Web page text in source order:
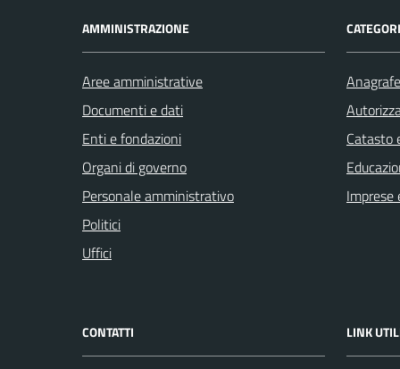
AMMINISTRAZIONE
Aree amministrative
Documenti e dati
Enti e fondazioni
Organi di governo
Personale amministrativo
Politici
Uffici
Catasto
Imprese
CONTATTI LINK